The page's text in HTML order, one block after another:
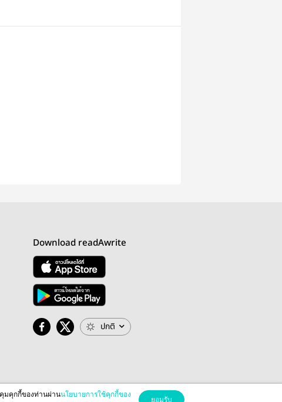
Download readAwrite
ปกติ
มคุกกี้ของท่านผ่านนโยบายการใช้คุกกี้ของ
ยอมรับ